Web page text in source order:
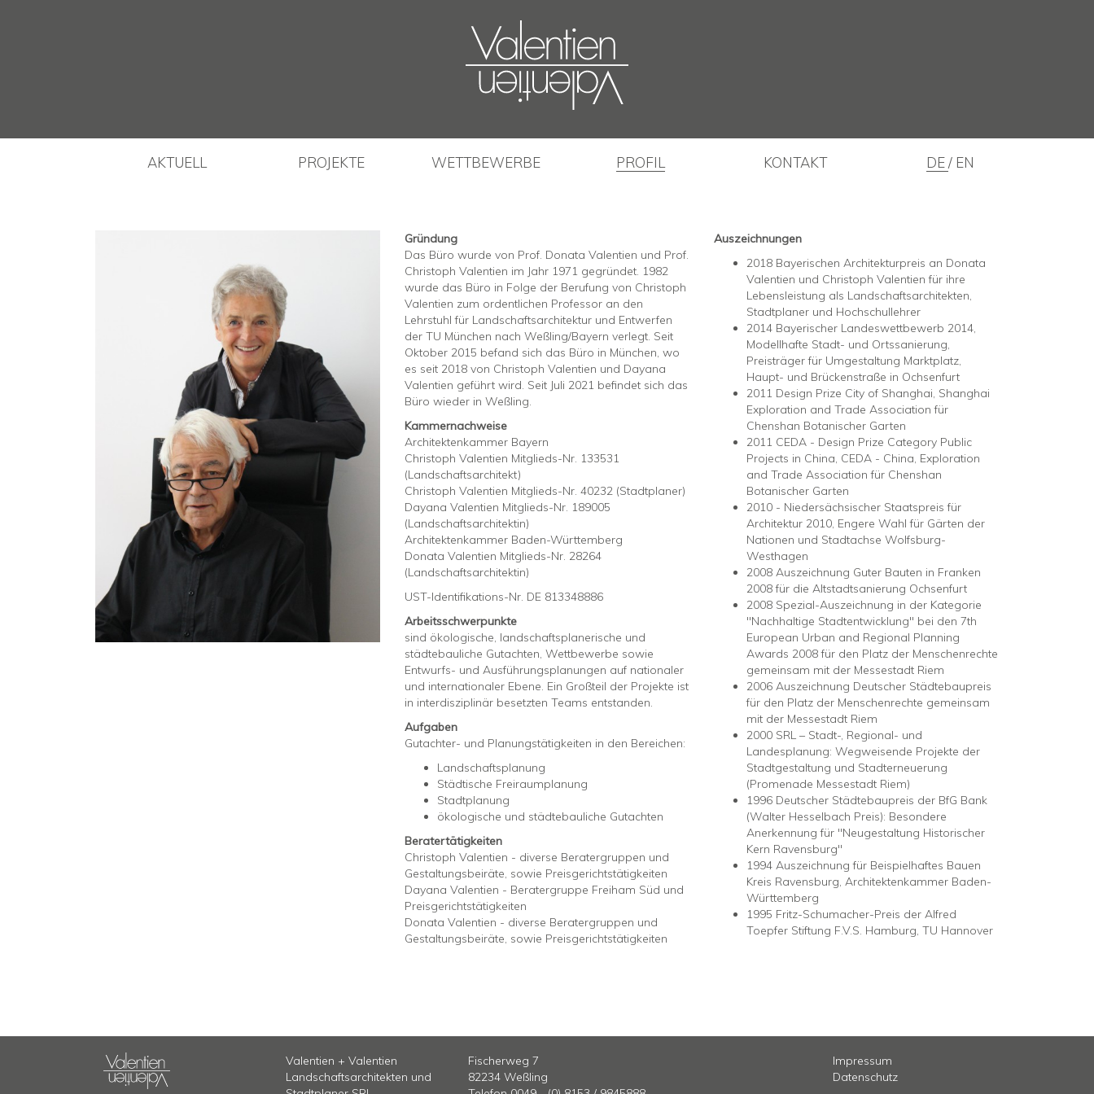
AKTUELL PROJEKTE WETTBEWERBE PROFIL KONTAKT DE EN
Gründung
Das Büro wurde von Prof. Donata Valentien und Prof.
Christoph Valentien im Jahr 1971 gegründet. 1982
wurde das Büro in Folge der Berufung von Christoph
Valentien zum ordentlichen Professor an den
Lehrstuhl für Landschaftsarchitektur und Entwerfen
der TU München nach Weßling/Bayern verlegt. Seit
Oktober 2015 befand sich das Büro in München, wo
es seit 2018 von Christoph Valentien und Dayana
Valentien geführt wird. Seit Juli 2021 befindet sich das
Büro wieder in Weßling.
Kammernachweise
Architektenkammer Bayern
Christoph Valentien Mitglieds-Nr. 133531
(Landschaftsarchitekt)
Christoph Valentien Mitglieds-Nr. 40232 (Stadtplaner)
Dayana Valentien Mitglieds-Nr. 189005
(Landschaftsarchitektin)
Architektenkammer Baden-Württemberg
Donata Valentien Mitglieds-Nr. 28264
(Landschaftsarchitektin)
UST-Identifikations-Nr. DE 813348886
Arbeitsschwerpunkte
sind ökologische, landschaftsplanerische und
städtebauliche Gutachten, Wettbewerbe sowie
Entwurfs- und Ausführungsplanungen auf nationaler
und internationaler Ebene. Ein Großteil der Projekte ist
in interdisziplinär besetzten Teams entstanden.
Aufgaben
Gutachter- und Planungstätigkeiten in den Bereichen:
Landschaftsplanung
Städtische Freiraumplanung
Stadtplanung
ökologische und städtebauliche Gutachten
Beratertätigkeiten
Christoph Valentien - diverse Beratergruppen und
Gestaltungsbeiräte, sowie Preisgerichtstätigkeiten
Dayana Valentien - Beratergruppe Freiham Süd und
Preisgerichtstätigkeiten
Donata Valentien - diverse Beratergruppen und
Gestaltungsbeiräte, sowie Preisgerichtstätigkeiten
Auszeichnungen
2018 Bayerischen Architekturpreis an Donata
Valentien und Christoph Valentien für ihre
Lebensleistung als Landschaftsarchitekten,
Stadtplaner und Hochschullehrer
2014 Bayerischer Landeswettbewerb 2014,
Modellhafte Stadt- und Ortssanierung,
Preisträger für Umgestaltung Marktplatz,
Haupt- und Brückenstraße in Ochsenfurt
2011 Design Prize City of Shanghai, Shanghai
Exploration and Trade Association für
Chenshan Botanischer Garten
2011 CEDA - Design Prize Category Public
Projects in China, CEDA - China, Exploration
and Trade Association für Chenshan
Botanischer Garten
2010 - Niedersächsischer Staatspreis für
Architektur 2010, Engere Wahl für Gärten der
Nationen und Stadtachse Wolfsburg-
Westhagen
2008 Auszeichnung Guter Bauten in Franken
2008 für die Altstadtsanierung Ochsenfurt
2008 Spezial-Auszeichnung in der Kategorie
"Nachhaltige Stadtentwicklung" bei den 7th
European Urban and Regional Planning
Awards 2008 für den Platz der Menschenrechte
gemeinsam mit der Messestadt Riem
2006 Auszeichnung Deutscher Städtebaupreis
für den Platz der Menschenrechte gemeinsam
mit der Messestadt Riem
2000 SRL – Stadt-, Regional- und
Landesplanung: Wegweisende Projekte der
Stadtgestaltung und Stadterneuerung
(Promenade Messestadt Riem)
1996 Deutscher Städtebaupreis der BfG Bank
(Walter Hesselbach Preis): Besondere
Anerkennung für "Neugestaltung Historischer
Kern Ravensburg"
1994 Auszeichnung für Beispielhaftes Bauen
Kreis Ravensburg, Architektenkammer Baden-
Württemberg
1995 Fritz-Schumacher-Preis der Alfred
Toepfer Stiftung F.V.S. Hamburg, TU Hannover
Valentien + Valentien
Landschaftsarchitekten und
Fischerweg 7
82234 Weßling
Impressum
Datenschutz